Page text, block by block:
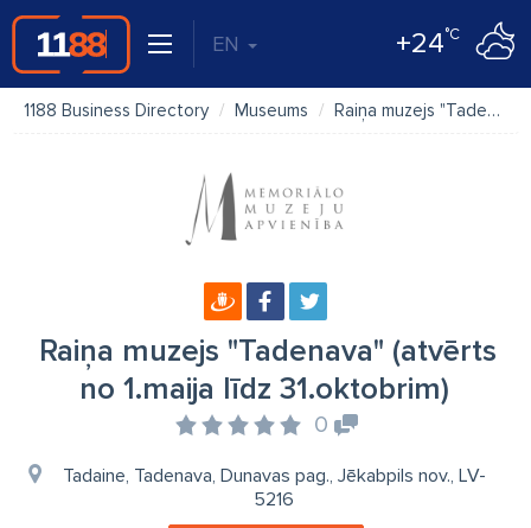
EN +24°C
1188 Business Directory Museums Raiņa muzejs "Tadenava" (atvērts no 1.maija līdz 31.oktobrim)
Raiņa muzejs "Tadenava" (atvērts
no 1.maija līdz 31.oktobrim)
0
Tadaine, Tadenava, Dunavas pag., Jēkabpils nov., LV-
5216